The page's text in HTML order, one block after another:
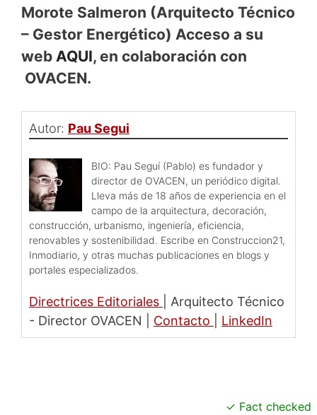
Morote Salmeron (Arquitecto Técnico
– Gestor Energético) Acceso a su
web AQUI, en colaboración con
OVACEN.
Autor: Pau Segui
BIO: Pau Seguí (Pablo) es fundador y
director de OVACEN, un periódico digital.
Lleva más de 18 años de experiencia en el
campo de la arquitectura, decoración,
construcción, urbanismo, ingeniería, eficiencia,
renovables y sostenibilidad. Escribe en Construccion21,
Inmodiario, y otras muchas publicaciones en blogs y
portales especializados.
Directrices Editoriales
Arquitecto Técnico
- Director OVACEN
Contacto LinkedIn
Fact checked